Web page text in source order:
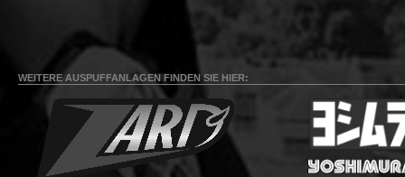
WEITERE AUSPUFFANLAGEN FINDEN SIE HIER: